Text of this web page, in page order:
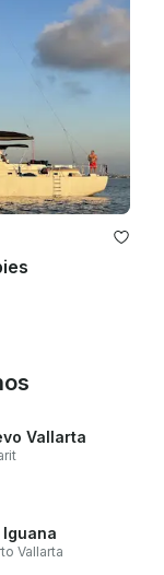
Vallarta
Iguana
Vallarta